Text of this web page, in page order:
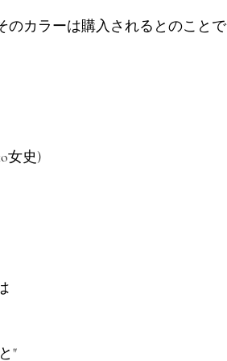
カラーは購入されるとのことで
女史)
"